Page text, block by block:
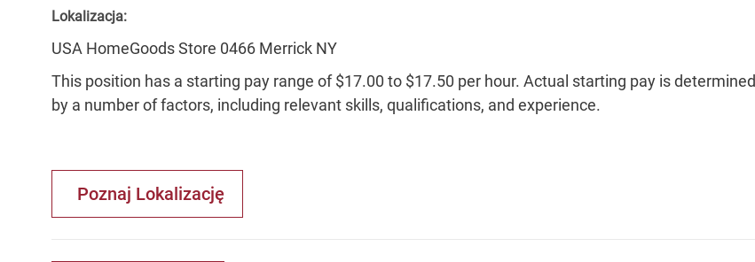
Lokalizacja:
USA HomeGoods Store 0466 Merrick NY
This position has a starting pay range of $17.00 to $17.50 per hour. Actual starting pay is determined
by a number of factors, including relevant skills, qualifications, and experience.
Poznaj Lokalizację